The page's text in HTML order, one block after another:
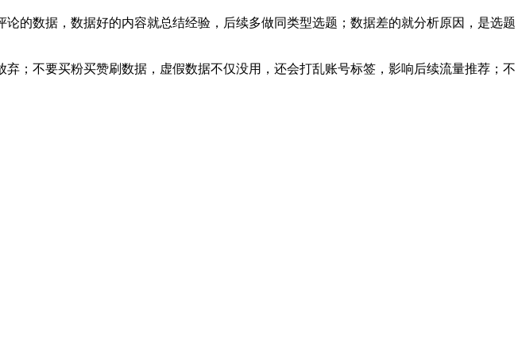
的数据，数据好的内容就总结经验，后续多做同类型选题；数据差的就分析原因，是选题
；不要买粉买赞刷数据，虚假数据不仅没用，还会打乱账号标签，影响后续流量推荐；不